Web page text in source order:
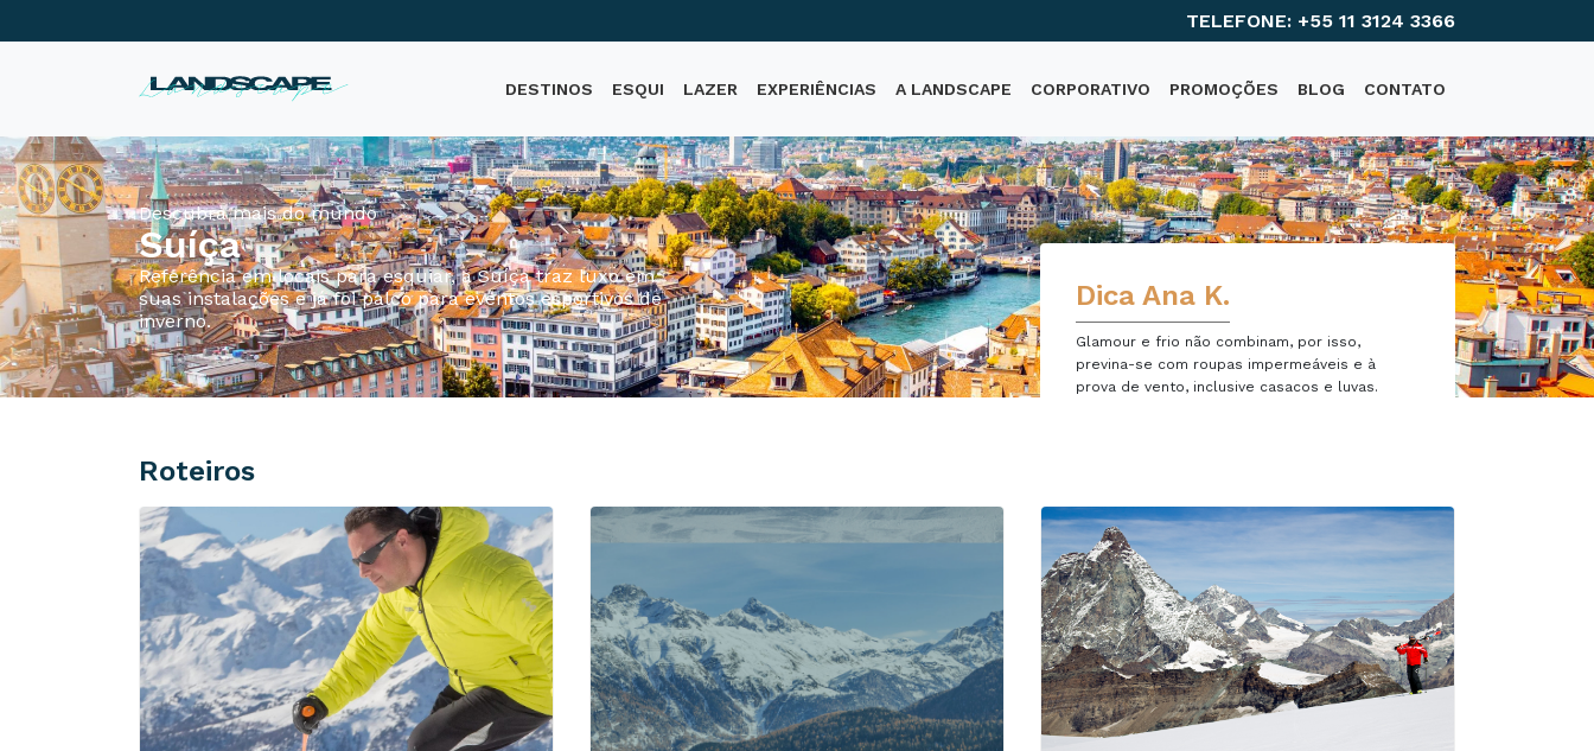
TELEFONE: +55 11 3124 3366
DESTINOS ESQUI LAZER EXPERIÊNCIAS A LANDSCAPE CORPORATIVO PROMOÇÕES BLOG CONTATO
Descubra mais do mundo
Suíça
Referência em locais para esquiar, a Suíça traz luxo em
suas instalações e já foi palco para eventos esportivos de
inverno.
Dica Ana K.
Glamour e frio não combinam, por isso,
previna-se com roupas impermeáveis e à
prova de vento, inclusive casacos e luvas.
Roteiros